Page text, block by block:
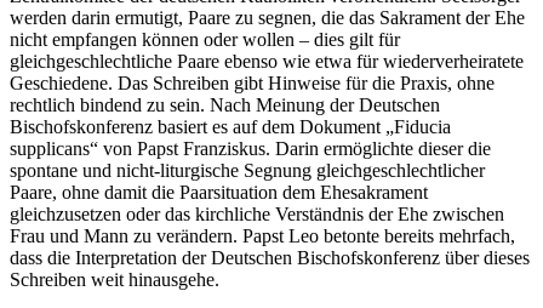
werden darin ermutigt, Paare zu segnen, die das Sakrament der Ehe
nicht empfangen können oder wollen – dies gilt für
gleichgeschlechtliche Paare ebenso wie etwa für wiederverheiratete
Geschiedene. Das Schreiben gibt Hinweise für die Praxis, ohne
rechtlich bindend zu sein. Nach Meinung der Deutschen
Bischofskonferenz basiert es auf dem Dokument „Fiducia
supplicans“ von Papst Franziskus. Darin ermöglichte dieser die
spontane und nicht-liturgische Segnung gleichgeschlechtlicher
Paare, ohne damit die Paarsituation dem Ehesakrament
gleichzusetzen oder das kirchliche Verständnis der Ehe zwischen
Frau und Mann zu verändern. Papst Leo betonte bereits mehrfach,
dass die Interpretation der Deutschen Bischofskonferenz über dieses
Schreiben weit hinausgehe.